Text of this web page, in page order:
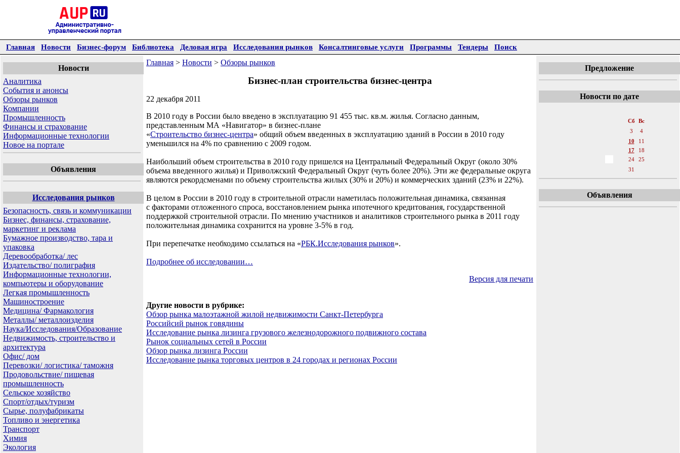
Главная Новости Бизнес-форум Библиотека Деловая игра Исследования рынков Консалтинговые услуги Программы Тендеры Поиск
Новости
Аналитика
События и анонсы
Обзоры рынков
Компании
Промышленность
Финансы и страхование
Информационные технологии
Новое на портале
Объявления
Исследования рынков
Безопасность, связь и коммуникации
Бизнес, финансы, страхование,
маркетинг и реклама
Бумажное производство, тара и
упаковка
Деревообработка/ лес
Издательство/ полиграфия
Информационные технологии,
компьютеры и оборудование
Легкая промышленность
Машиностроение
Медицина/ Фармакология
Металлы/ металлоизделия
Наука/Исследования/Образование
Недвижимость, строительство и
архитектура
Офис/ дом
Перевозки/ логистика/ таможня
Продовольствие/ пищевая
промышленность
Сельское хозяйство
Спорт/отдых/туризм
Сырье, полуфабрикаты
Топливо и энергетика
Транспорт
Химия
Экология
Главная > Новости > Обзоры рынков
Бизнес-план строительства бизнес-центра
22 декабря 2011
В 2010 году в России было введено в эксплуатацию 91 455 тыс. кв.м. жилья. Согласно данным,
представленным МА «Навигатор» в бизнес-плане
«Строительство бизнес-центра» общий объем введенных в эксплуатацию зданий в России в 2010 году
уменьшился на 4% по сравнению с 2009 годом.
Наибольший объем строительства в 2010 году пришелся на Центральный Федеральный Округ (около 30%
объема введенного жилья) и Приволжский Федеральный Округ (чуть более 20%). Эти же федеральные округа
являются рекордсменами по объему строительства жилых (30% и 20%) и коммерческих зданий (23% и 22%).
В целом в России в 2010 году в строительной отрасли наметилась положительная динамика, связанная
с факторами отложенного спроса, восстановлением рынка ипотечного кредитования, государственной
поддержкой строительной отрасли. По мнению участников и аналитиков строительного рынка в 2011 году
положительная динамика сохранится на уровне 3-5% в год.
При перепечатке необходимо ссылаться на «РБК.Исследования рынков».
Подробнее об исследовании…
Версия для печати
Другие новости в рубрике:
Обзор рынка малоэтажной жилой недвижимости Санкт-Петербурга
Российсий рынок говядины
Исследование рынка лизинга грузового железнодорожного подвижного состава
Рынок социальных сетей в России
Обзор рынка лизинга России
Исследование рынка торговых центров в 24 городах и регионах России
Предложение
Новости по дате
Сб
Вс
3
4
10
11
17
18
24
25
31
Объявления